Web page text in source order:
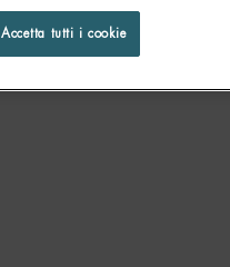
Accetta tutti i cookie